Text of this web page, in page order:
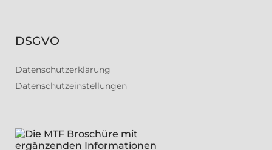
DSGVO
Datenschutzerklärung
Datenschutzeinstellungen